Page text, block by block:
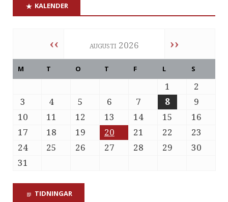
KALENDER
‹‹ augusti 2026 ››
M T O T F L S
1
2
3
4 5 6 7 8
9
10
11 12 13 14 15
16
17
18 19 20 21 22
23
24
25 26 27 28 29
30
31
TIDNINGAR